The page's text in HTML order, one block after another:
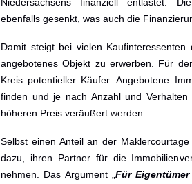
ebenfalls gesenkt, was auch die
Damit steigt bei vielen
angebotenes Objekt zu erwerben. Für
Kreis potentieller Käufer. Angebotene
finden und je nach Anzahl und
höheren Preis veräußert werden.
Selbst einen Anteil an der
dazu, ihren Partner für die
nehmen. Das Argument „ Für